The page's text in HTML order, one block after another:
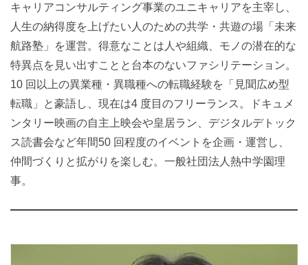
キャリアコンサルティング事業のユニキャリアを主宰し、
人生の納得度を上げたい人のための共学・共遊の場「未来
航路塾」を運営。得意なことは人や組織、モノの潜在的な
特異点を見い出すことと台本のないファシリテーション。
10 回以上の異業種・異職種への転職経験を「見聞広め型
転職」と豪語し、現在は4 度目のフリーランス。ドキュメ
ンタリー映画の自主上映会や皇居ラン、デジタルデトック
ス読書会など年間50 回程度のイベントを企画・運営し、
仲間づくりと拡がりを楽しむ。一般社団法人熱中学園理
事。